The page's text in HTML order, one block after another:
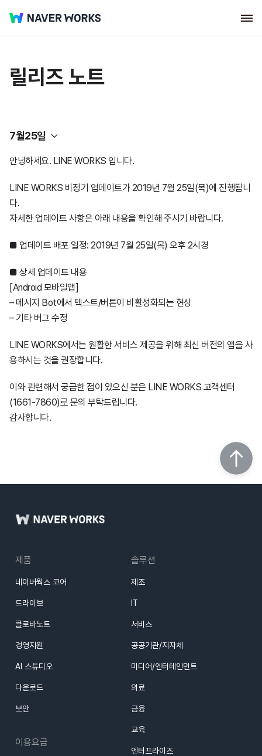
릴리즈 노트
7월25일
7월23일
4월24일
4월9일
1월22일
2025년
12월2일
11월27일
9월4일
8월7일
7월24일
4월17일
4월10일
1월21일
2024년
12월5일
11월21일
9월10일
8월6일
6월27일
6월11일
5월28일
2월7일
1월5일
2023년
12월19일
11월24일
11월21일
7월27일
7월13일
4월6일
3월2일
2월20일
2022년
11월17일
10월13일
6월10일
5월30일
5월26일
1월25일
1월20일
2021년
11월25일
9월9일
8월5일
7월8일
5월27일
4월21일
2020년
11월19일
8월25일
6월18일
4월22일
4월21일
12월5일
9월25일
7월25일
7월11일
5월30일
2018년
11월21일
11월8일
9월11일
7월19일
웍스 드라이브
2026년
7월23일
4월9일
2025년
11월27일
9월4일
7월24일
4월10일
2024년
11월21일
10월14일
6월4일
클로바노트
2026년
8월20일
5월20일
4월9일
2월5일
2025년
11월27일
9월25일
8월18일
7월24일
6월19일
5월16일
4월10일
3월14일
2024년
12월19일
11월21일
웍스 경영지원
2026년
7월23일
4월9일
1월23일
2025년
11월27일
10월31일
8월21일
7월24일
7월18일
5월8일
4월25일
2024년
11월21일
10월9일
9월6일
9월4일
AI 스튜디오
2026년
5월14일
안녕하세요. LINE WORKS 입니다.
LINE WORKS 비정기 업데이트가 2019년 7월 25일(목)에 진행됩니
다.
자세한 업데이트 사항은 아래 내용을 확인해 주시기 바랍니다.
■ 업데이트 배포 일정: 2019년 7월 25일(목) 오후 2시경
■ 상세 업데이트 내용
[Android 모바일앱]
– 메시지 Bot에서 텍스트/버튼이 비활성화되는 현상
– 기타 버그 수정
LINE WORKS에서는 원활한 서비스 제공을 위해 최신 버전의 앱을 사
용하시는 것을 권장합니다.
이와 관련해서 궁금한 점이 있으신 분은 LINE WORKS 고객센터
(1661-7860)로 문의 부탁드립니다.
감사합니다.
제품
네이버웍스 코어
드라이브
클로바노트
경영지원
AI 스튜디오
다운로드
보안
이용요금
솔루션
제조
IT
서비스
공공기관/지자체
미디어/엔터테인먼트
의료
금융
교육
엔터프라이즈